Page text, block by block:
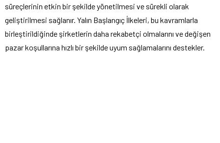
süreçlerinin etkin bir şekilde yönetilmesi ve sürekli olarak
geliştirilmesi sağlanır. Yalın Başlangıç İlkeleri, bu kavramlarla
birleştirildiğinde şirketlerin daha rekabetçi olmalarını ve değişen
pazar koşullarına hızlı bir şekilde uyum sağlamalarını destekler.